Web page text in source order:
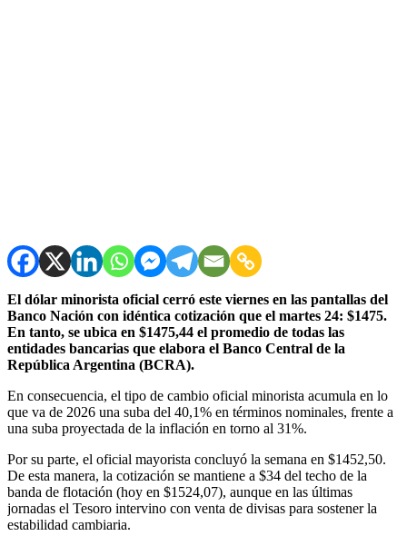
El dólar minorista oficial cerró este viernes en las pantallas del
Banco Nación con idéntica cotización que el martes 24: $1475.
En tanto, se ubica en $1475,44 el promedio de todas las
entidades bancarias que elabora el Banco Central de la
República Argentina (BCRA).
En consecuencia, el tipo de cambio oficial minorista acumula en lo
que va de 2026 una suba del 40,1% en términos nominales, frente a
una suba proyectada de la inflación en torno al 31%.
Por su parte, el oficial mayorista concluyó la semana en $1452,50.
De esta manera, la cotización se mantiene a $34 del techo de la
banda de flotación (hoy en $1524,07), aunque en las últimas
jornadas el Tesoro intervino con venta de divisas para sostener la
estabilidad cambiaria.